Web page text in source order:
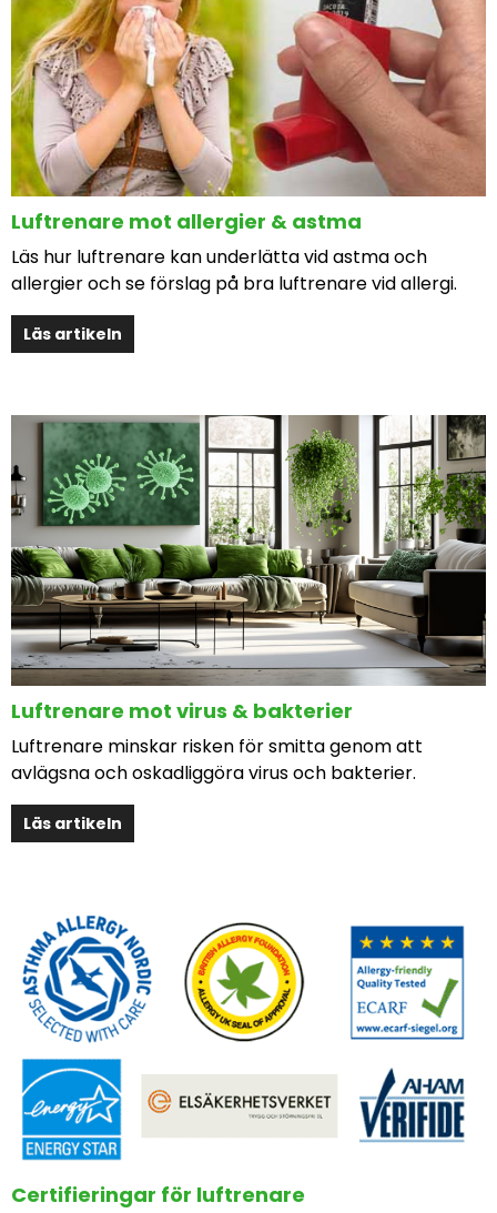
Luftrenare mot allergier & astma
Läs hur luftrenare kan underlätta vid astma och
allergier och se förslag på bra luftrenare vid allergi.
Läs artikeln
Luftrenare mot virus & bakterier
Luftrenare minskar risken för smitta genom att
avlägsna och oskadliggöra virus och bakterier.
Läs artikeln
Certifieringar för luftrenare